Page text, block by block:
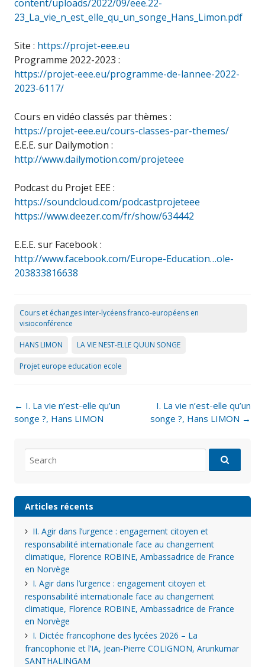
content/uploads/2022/09/eee.22-
23_La_vie_n_est_elle_qu_un_songe_Hans_Limon.pdf
Site : https://projet-eee.eu
Programme 2022-2023 :
https://projet-eee.eu/programme-de-lannee-2022-
2023-6117/
Cours en vidéo classés par thèmes :
https://projet-eee.eu/cours-classes-par-themes/
E.E.E. sur Dailymotion :
http://www.dailymotion.com/projeteee
Podcast du Projet EEE :
https://soundcloud.com/podcastprojeteee
https://www.deezer.com/fr/show/634442
E.E.E. sur Facebook :
http://www.facebook.com/Europe-Education…ole-
203833816638
Cours et échanges inter-lycéens franco-européens en
visioconférence
HANS LIMON LA VIE NEST-ELLE QUUN SONGE
Projet europe education ecole
Post
navigation
← I. La vie n’est-elle qu’un
songe ?, Hans LIMON
I. La vie n’est-elle qu’un
songe ?, Hans LIMON →
for:
Articles récents
II. Agir dans l’urgence : engagement citoyen et
responsabilité internationale face au changement
climatique, Florence ROBINE, Ambassadrice de France
en Norvège
I. Agir dans l’urgence : engagement citoyen et
responsabilité internationale face au changement
climatique, Florence ROBINE, Ambassadrice de France
en Norvège
I. Dictée francophone des lycées 2026 – La
francophonie et l’IA, Jean-Pierre COLIGNON, Arunkumar
SANTHALINGAM